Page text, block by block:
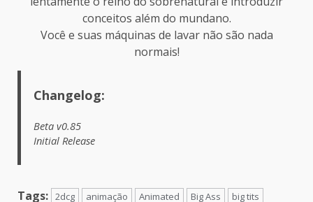
conceitos além do mundano.
Você e suas máquinas de lavar não são nada
normais!
Changelog:
Beta v0.85
Initial Release
Tags: 2dcg animação Animated Big Ass big tits